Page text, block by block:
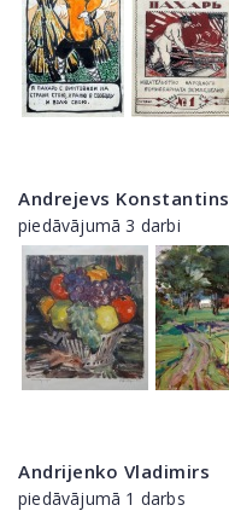
Andrejevs Konstantins
piedāvājumā 3 darbi
Andrijenko Vladimirs
piedāvājumā 1 darbs